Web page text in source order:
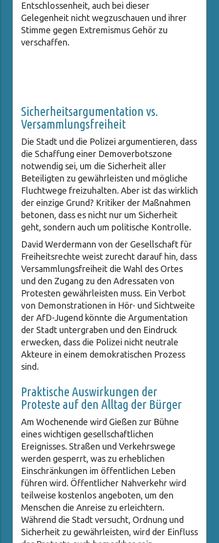
Entschlossenheit, auch bei dieser
Gelegenheit nicht wegzuschauen und ihrer
Stimme gegen Extremismus Gehör zu
verschaffen.
Sicherheitsargumentation vs.
Versammlungsfreiheit
Die Stadt und die Polizei argumentieren, dass
die Schaffung einer Demoverbotszone
notwendig sei, um die Sicherheit aller
Beteiligten zu gewährleisten und mögliche
Fluchtwege freizuhalten. Aber ist das wirklich
der einzige Grund? Kritiker der Maßnahmen
betonen, dass es nicht nur um Sicherheit
geht, sondern auch um politische Kontrolle.
David Werdermann von der Gesellschaft für
Freiheitsrechte weist zurecht darauf hin, dass
Versammlungsfreiheit die Wahl des Ortes
und den Zugang zu den Adressaten von
Protesten gewährleisten muss. Ein Verbot
von Demonstrationen in Hör- und Sichtweite
der AfD-Jugend könnte die Argumentation
der Stadt untergraben und den Eindruck
erwecken, dass die Polizei nicht neutrale
Akteure in einem demokratischen Prozess
sind.
Praktische Auswirkungen der
Proteste auf den Alltag der Bürger
Am Wochenende wird Gießen zur Bühne
eines wichtigen gesellschaftlichen
Ereignisses. Straßen und Verkehrswege
werden gesperrt, was zu erheblichen
Einschränkungen im öffentlichen Leben
führen wird. Öffentlicher Nahverkehr wird
teilweise kostenlos angeboten, um den
Menschen die Anreise zu erleichtern.
Während die Stadt versucht, Ordnung und
Sicherheit zu gewährleisten, wird der Einfluss